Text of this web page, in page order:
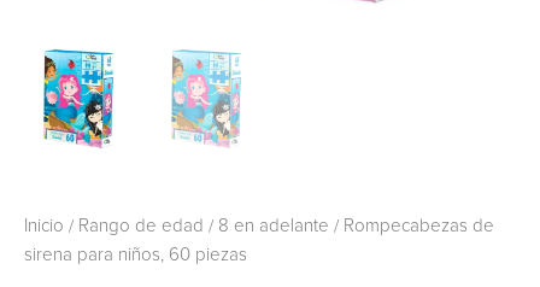
Inicio / Rango de edad / 8 en adelante / Rompecabezas de
sirena para niños, 60 piezas